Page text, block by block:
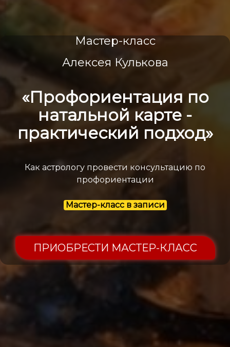
Мастер-класс
Алексея Кулькова
«Профориентация по
натальной карте -
практический подход»
Как астрологу провести консультацию по
профориентации
Мастер-класс в записи
ПРИОБРЕСТИ МАСТЕР-КЛАСС